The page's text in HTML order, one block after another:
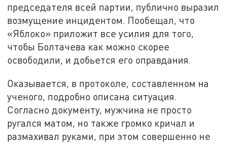
председателя всей партии, публично выразил
возмущение инцидентом. Пообещал, что
«Яблоко» приложит все усилия для того,
чтобы Болтачева как можно скорее
освободили, и добьется его оправдания.
Оказывается, в протоколе, составленном на
ученого, подробно описана ситуация.
Согласно документу, мужчина не просто
ругался матом, но также громко кричал и
размахивал руками, при этом совершенно не